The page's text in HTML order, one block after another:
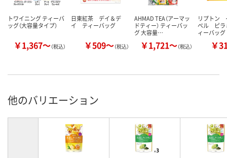
トワイニング ティーバ
ッグ（大容量タイプ）
￥1,367～（税込）
日東紅茶 デイ＆デ
イ ティーバッグ
￥509～（税込）
AHMAD TEA（アーマッ
ドティー） ティーバッ
グ 大容量…
￥1,721～（税込）
リプトン
ベル ピラ
ィーバッグ
￥
他のバリエーション